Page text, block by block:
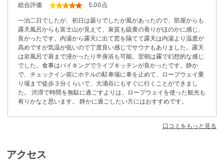
総合評価 5.00 点
一泊二日でしたが、初日は曇りでしたが風があったので、部屋からも
露天風呂からも富士山が見えて、泉質も硫黄の香りがほのかに感じ、
良かったです。内湯から露天に出て窓を隔てて露天は内湯より温度が
高めですが気温が低いので丁度良い感じでサウナもありました。露天
は岩風呂で肩まで浸かったり半身浴も可能。翌朝は霧で幻想的な感じ
でした。食事はバイキングでライブキッチンが良かったです。静か
で、チェックイン前にホテルの駐車場に車を止めて、ロープウェイ乗
り場まで徒歩３分くらいで、大涌谷にもすぐに行くことができまし
た。 渋滞で時間を無駄に過ごすよりは、ロープウェイを使った観光も
有りかなと思います。 静かに過ごしたい方にはおすすめです。
口コミをもっと見る
アクセス